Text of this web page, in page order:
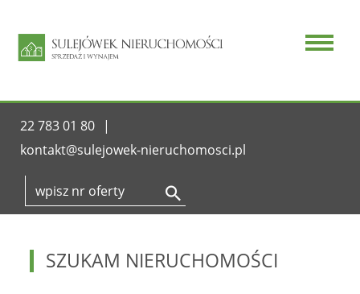
22 783 01 80
kontakt@sulejowek-nieruchomosci.pl
SZUKAM NIERUCHOMOŚCI